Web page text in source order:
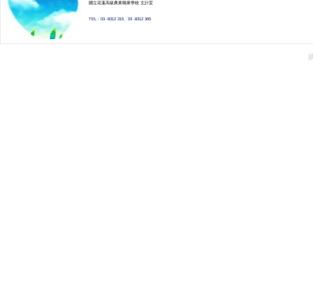
國立花蓮高級農業職業學校 主計室
TEL : 03 -8312 315、03 -8312 365